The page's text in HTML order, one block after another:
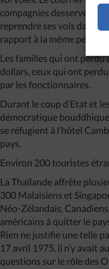
compagnies desservent à
reprendre ses vols dans
rapport à la même
Les familles qui ont
dollars, ceux qui ont
par les fonctionnaires.
Durant le coup d’Etat et
démocratique
se réfugient à l’hôtel
pays.
Environ 200 touristes
La Thaïlande affrête
300 Malaisiens et
Néo-Zélandais,
américains à quitter le
Rien ne justifie une telle
17 avril 1975, il n’y avait
questions sur le rôle des